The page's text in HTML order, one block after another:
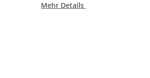
Mehr Details